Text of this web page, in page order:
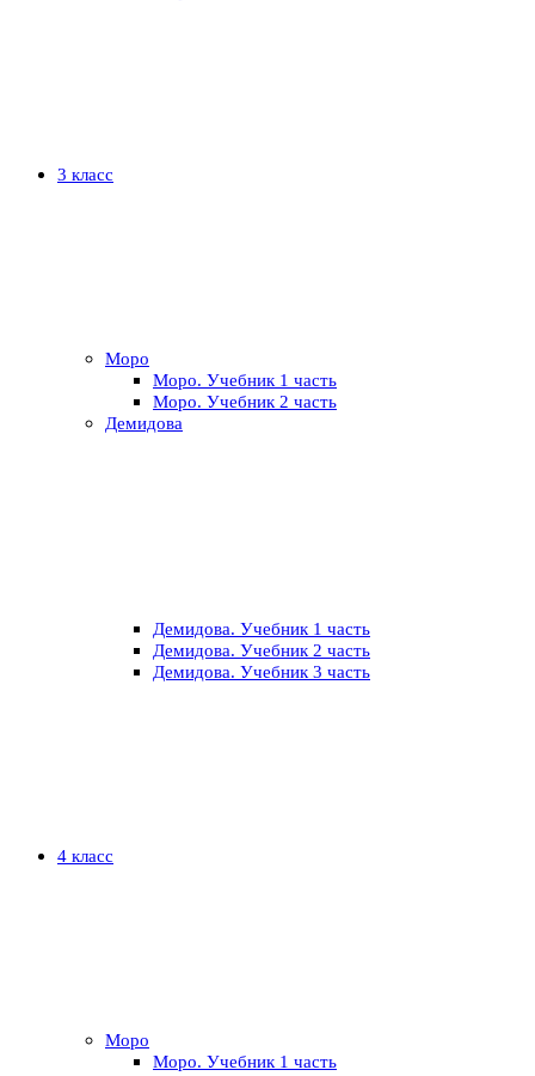
3 класс
Моро
Моро. Учебник 1 часть
Моро. Учебник 2 часть
Демидова
Демидова. Учебник 1 часть
Демидова. Учебник 2 часть
Демидова. Учебник 3 часть
4 класс
Моро
Моро. Учебник 1 часть